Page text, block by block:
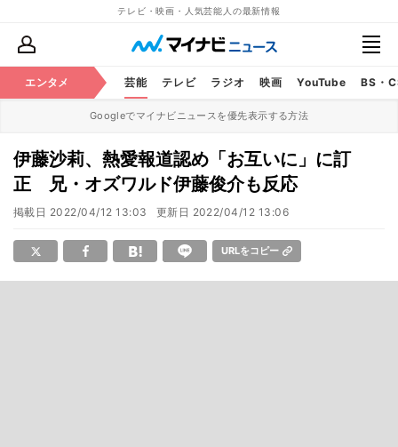
テレビ・映画・人気芸能人の最新情報
エンタメ 芸能 テレビ ラジオ 映画 YouTube BS・
Googleでマイナビニュースを優先表示する方法
伊藤沙莉、熱愛報道認め「お互いに」に訂
正 兄・オズワルド伊藤俊介も反応
掲載日 2022/04/12 13:03 更新日 2022/04/12 13:06
URLをコピー